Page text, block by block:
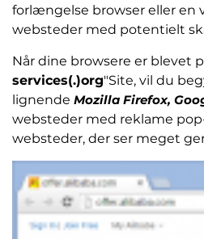
forlængelse browser eller en
websteder med potentielt
Når dine browsere er blevet
services(.)org"Site, vil du
lignende Mozilla Firefox,
websteder med reklame
websteder, der ser meget